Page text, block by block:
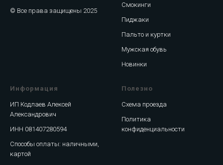
© Все права защищены 2025
Смокинги
Пиджаки
Пальто и куртки
Мужская обувь
Новинки
Информация
ИП Кодлаев Алексей
Александрович
ИНН 081407280594
Способы оплаты: наличными,
картой
Полезно
Схема проезда
Политика
конфиденциальности